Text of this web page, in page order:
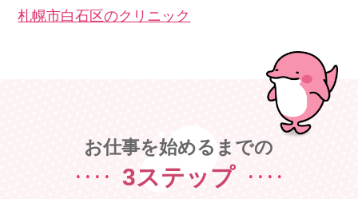
札幌市白石区のクリニック
お仕事を始めるまでの
3ステップ